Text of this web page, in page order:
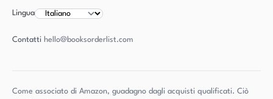
Lingua
Contatti hello@booksorderlist.com
Come associato di Amazon, guadagno dagli acquisti qualificati. Ciò